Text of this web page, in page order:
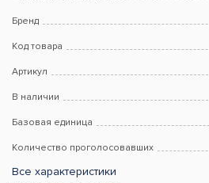
Бренд
Код товара
Артикул
В наличии
Базовая единица
Количество проголосовавших
Все характеристики